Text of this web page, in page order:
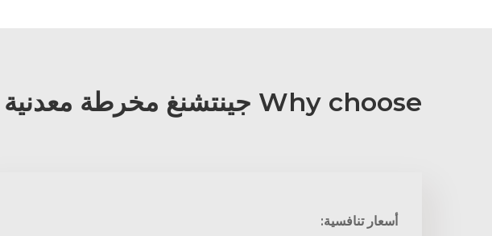
Why choose جينتشنغ مخرطة معدنية CNC?
أسعار تنافسية: